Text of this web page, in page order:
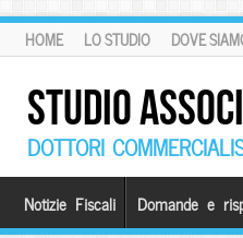
HOME LO STUDIO DOVE
STUDIO
DOTTORI
Notizie Fiscali Domande e